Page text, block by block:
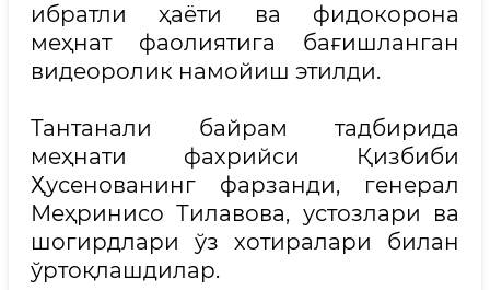
ибратли ҳаёти ва фидокорона
меҳнат фаолиятига бағишланган
видеоролик намойиш этилди.
Тантанали байрам тадбирида
меҳнати фахрийси Қизбиби
Ҳусенованинг фарзанди, генерал
Меҳринисо Тилавова, устозлари ва
шогирдлари ўз хотиралари билан
ўртоқлашдилар.